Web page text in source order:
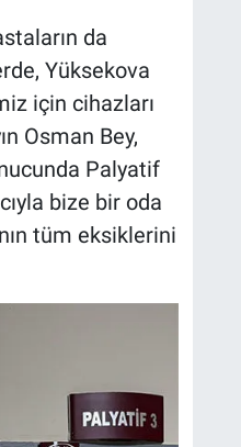
da
Yüksekova
için cihazları
Osman Bey,
Palyatif
bize bir oda
tüm eksiklerini